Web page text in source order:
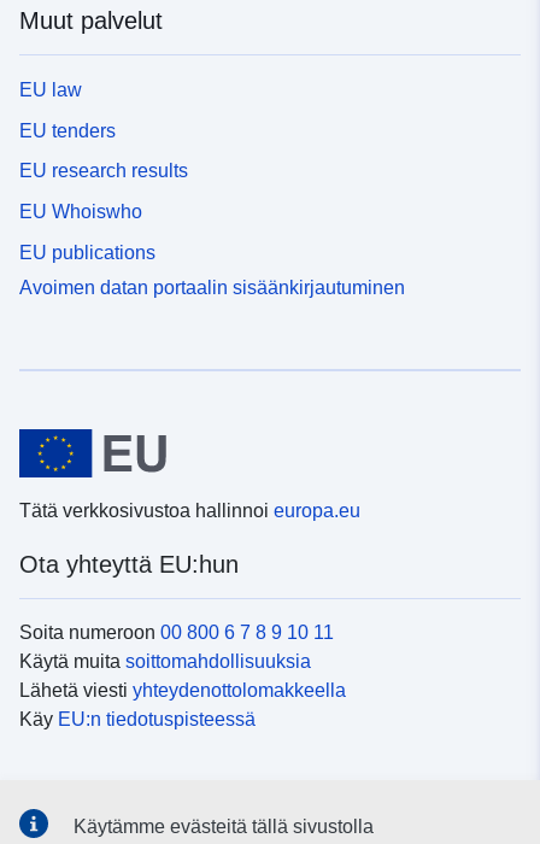
Muut palvelut
EU law
EU tenders
EU research results
EU Whoiswho
EU publications
Avoimen datan portaalin sisäänkirjautuminen
Tätä verkkosivustoa hallinnoi europa.eu
Ota yhteyttä EU:hun
Soita numeroon 00 800 6 7 8 9 10 11
Käytä muita soittomahdollisuuksia
Lähetä viesti yhteydenottolomakkeella
Käy EU:n tiedotuspisteessä
Käytämme evästeitä tällä sivustolla